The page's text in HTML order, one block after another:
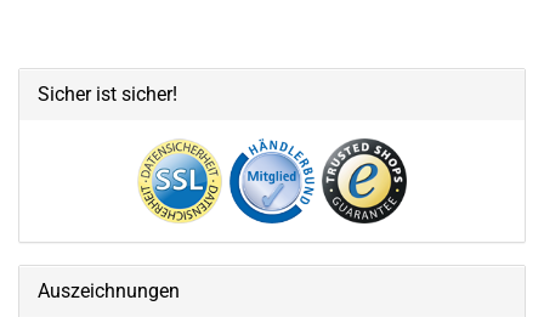
Sicher ist sicher!
Auszeichnungen